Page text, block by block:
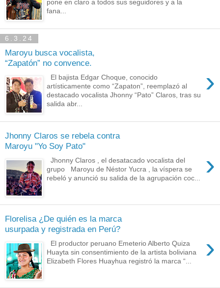
pone en claro a todos sus seguidores y a la
fana...
6.3.24
Maroyu busca vocalista,
“Zapatón” no convence.
›
El bajista Edgar Choque, conocido
artísticamente como “Zapaton”, reemplazó al
destacado vocalista Jhonny “Pato” Claros, tras su
salida abr...
Jhonny Claros se rebela contra
Maroyu "Yo Soy Pato"
›
Jhonny Claros , el desatacado vocalista del
grupo Maroyu de Néstor Yucra , la víspera se
rebeló y anunció su salida de la agrupación coc...
Florelisa ¿De quién es la marca
usurpada y registrada en Perú?
›
El productor peruano Emeterio Alberto Quiza
Huayta sin consentimiento de la artista boliviana
Elizabeth Flores Huayhua registró la marca “...